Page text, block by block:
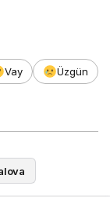
Vay
Üzgün